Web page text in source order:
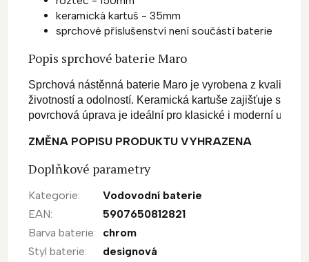
keramická kartuš - 35mm
sprchové příslušenství není součástí baterie
Popis sprchové baterie Maro
Sprchová nástěnná baterie Maro je vyrobena z kvalitní
životností a odolností. Keramická kartuše zajišťuje
povrchová úprava je ideální pro klasické i moderní
ZMĚNA POPISU PRODUKTU VYHRAZENA
Doplňkové parametry
Kategorie:
Vodovodní baterie
EAN:
5907650812821
Barva baterie:
chrom
Styl baterie:
designová